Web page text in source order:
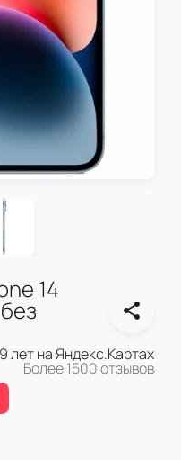
14
9 лет на Яндекс.Картах
Более 1500 отзывов